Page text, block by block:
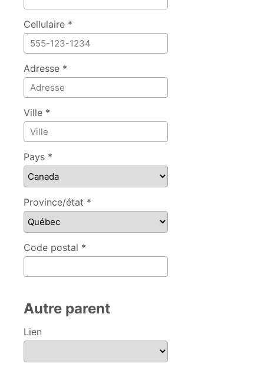
Cellulaire *
Adresse *
Ville *
Pays *
Province/état *
Code postal *
Autre parent
Lien